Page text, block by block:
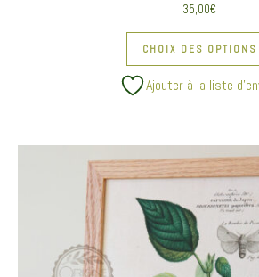
35,00€
CHOIX DES OPTIONS
Ajouter à la liste